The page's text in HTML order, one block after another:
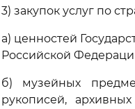
3) закупок услуг по
а) ценностей
Российской
б) музейных
рукописей,